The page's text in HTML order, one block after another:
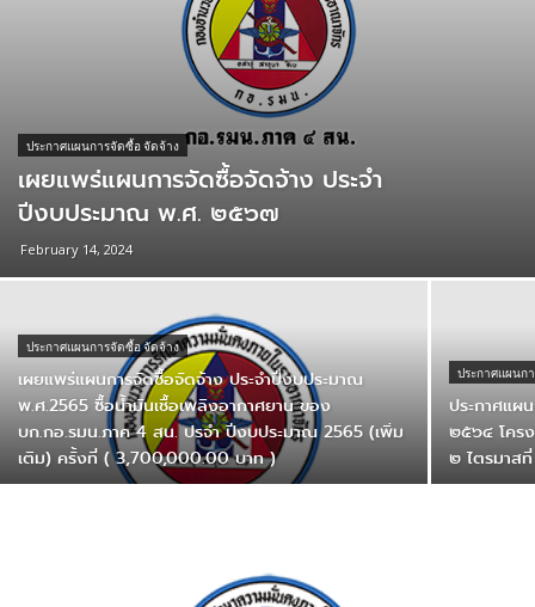
ประกาศแผนการจัดซื้อ จัดจ้าง
เผยแพร่แผนการจัดซื้อจัดจ้าง ประจำ
ปีงบประมาณ พ.ศ. ๒๕๖๗
February 14, 2024
ประกาศแผนการจัดซื้อ จัดจ้าง
เผยแพร่แผนการจัดซื้อจัดจ้าง ประจำปีงบประมาณ
พ.ศ.2565 ซื้อน้ำมันเชื้อเพลิงอากาศยาน ของ
บก.กอ.รมน.ภาค 4 สน. ปรจำ ปีงบประมาณ 2565 (เพิ่ม
เติม) ครั้งที่ ( 3,700,000.00 บาท )
ประกาศแผนก
ประกาศแผ
๒๕๖๔ โคร
๒ ไตรมาส